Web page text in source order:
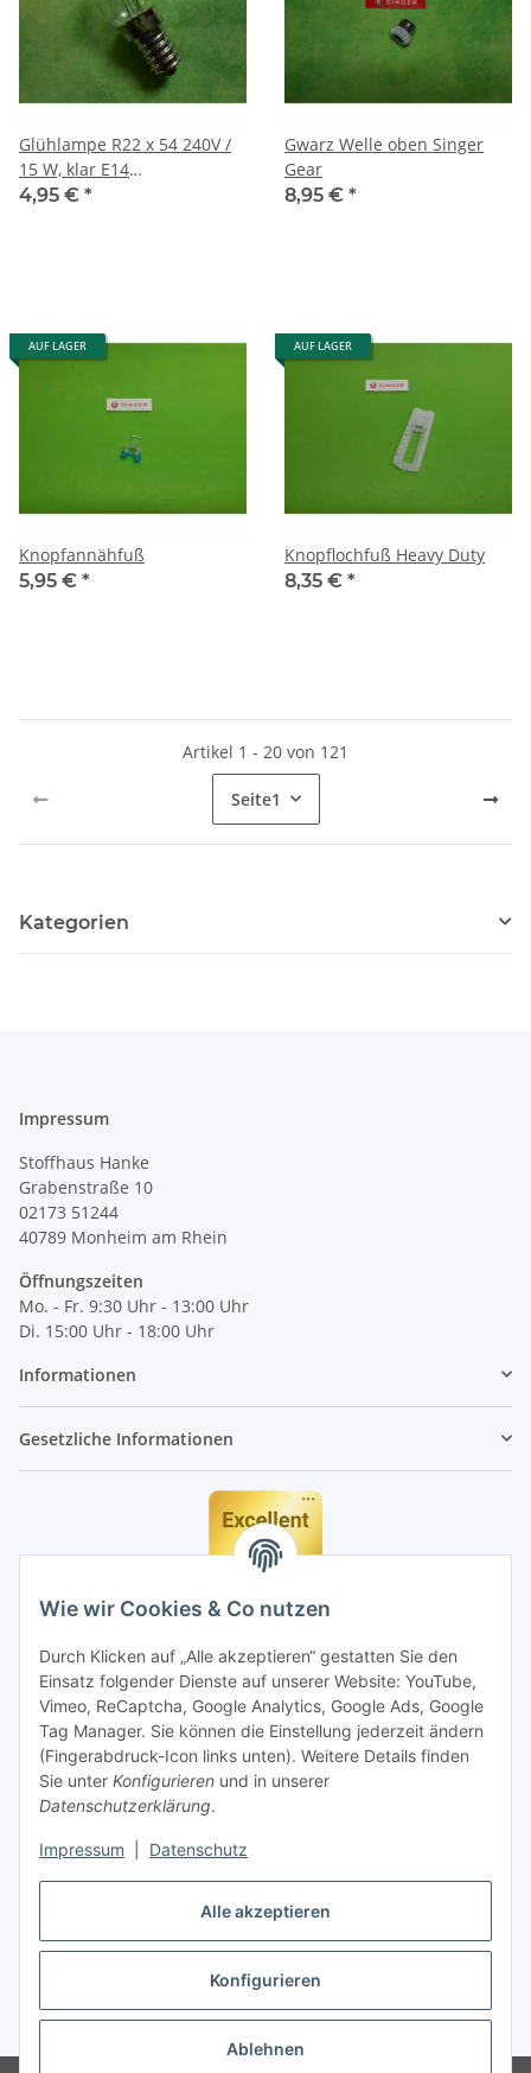
Alle akzeptieren
Konfigurieren
Ablehnen
Wie wir Cookies & Co nutzen
Durch Klicken auf „Alle akzeptieren“ gestatten Sie den
Einsatz folgender Dienste auf unserer Website: YouTube,
Vimeo, ReCaptcha, Google Analytics, Google Ads, Google
Tag Manager. Sie können die Einstellung jederzeit ändern
(Fingerabdruck-Icon links unten). Weitere Details finden
Sie unter Konfigurieren und in unserer
Datenschutzerklärung.
Impressum Datenschutz
Glühlampe R22 x 54 240V /
15 W, klar E14
Schraubfassung
4,95 € *
Gwarz Welle oben Singer
Gear
8,95 € *
AUF LAGER
Knopfannähfuß
5,95 € *
AUF LAGER
Knopflochfuß Heavy Duty
8,35 € *
Artikel 1 - 20 von 121
Seite1
Kategorien
Impressum
Stoffhaus Hanke
Grabenstraße 10
02173 51244
40789 Monheim am Rhein
Öffnungszeiten
Mo. - Fr. 9:30 Uhr - 13:00 Uhr
Di. 15:00 Uhr - 18:00 Uhr
Informationen
Gesetzliche Informationen
Vertrag widerrufen
* Alle Preise inkl. gesetzlicher MwSt., zzgl.Versand